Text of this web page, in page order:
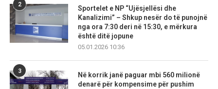
2
Sportelet e NP “Ujësjellësi dhe
Kanalizimi” – Shkup nesër do të punojnë
nga ora 7:30 deri në 15:30, e mërkura
është ditë jopune
05.01.2026 10:36
3
Në korrik janë paguar mbi 560 milionë
denarë për kompensime për pushim